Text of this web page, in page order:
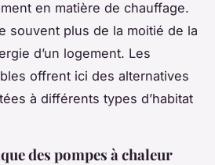
en matière de chauffage.
souvent plus de la moitié de la
d’un logement. Les
offrent ici des alternatives
à différents types d’habitat
des pompes à chaleur